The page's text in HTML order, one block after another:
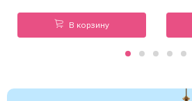
В корзину